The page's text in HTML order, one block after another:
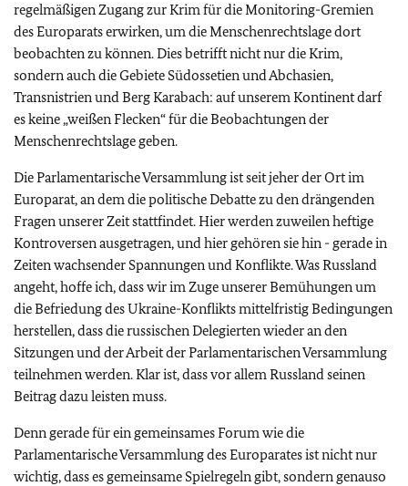
regelmäßigen Zugang zur Krim für die Monitoring-Gremien
des Europarats erwirken, um die Menschenrechtslage dort
beobachten zu können. Dies betrifft nicht nur die Krim,
sondern auch die Gebiete Südossetien und Abchasien,
Transnistrien und Berg Karabach: auf unserem Kontinent darf
es keine „weißen Flecken“ für die Beobachtungen der
Menschenrechtslage geben.
Die Parlamentarische Versammlung ist seit jeher der Ort im
Europarat, an dem die politische Debatte zu den drängenden
Fragen unserer Zeit stattfindet. Hier werden zuweilen heftige
Kontroversen ausgetragen, und hier gehören sie hin - gerade in
Zeiten wachsender Spannungen und Konflikte. Was Russland
angeht, hoffe ich, dass wir im Zuge unserer Bemühungen um
die Befriedung des Ukraine-Konflikts mittelfristig Bedingungen
herstellen, dass die russischen Delegierten wieder an den
Sitzungen und der Arbeit der Parlamentarischen Versammlung
teilnehmen werden. Klar ist, dass vor allem Russland seinen
Beitrag dazu leisten muss.
Denn gerade für ein gemeinsames Forum wie die
Parlamentarische Versammlung des Europarates ist nicht nur
wichtig, dass es gemeinsame Spielregeln gibt, sondern genauso